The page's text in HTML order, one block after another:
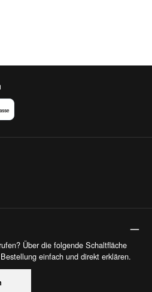
Über die folgende Schaltfläche
einfach und direkt erklären.